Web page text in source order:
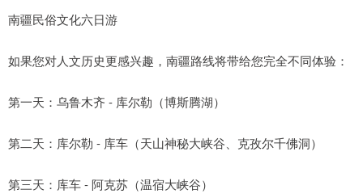
南疆民俗文化六日游
如果您对人文历史更感兴趣，南疆路线将带给您完全不同体验：
第一天：乌鲁木齐 - 库尔勒（博斯腾湖）
第二天：库尔勒 - 库车（天山神秘大峡谷、克孜尔千佛洞）
第三天：库车 - 阿克苏（温宿大峡谷）